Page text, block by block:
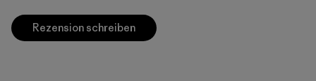
Rezension schreiben